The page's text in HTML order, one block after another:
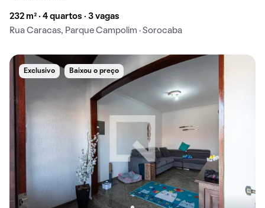
232 m² · 4 quartos · 3 vagas
Rua Caracas, Parque Campolim · Sorocaba
Exclusivo Baixou o preço